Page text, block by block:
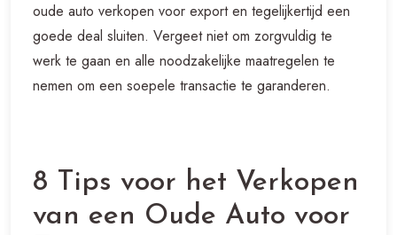
oude auto verkopen voor export en tegelijkertijd een
goede deal sluiten. Vergeet niet om zorgvuldig te
werk te gaan en alle noodzakelijke maatregelen te
nemen om een soepele transactie te garanderen.
8 Tips voor het Verkopen
van een Oude Auto voor